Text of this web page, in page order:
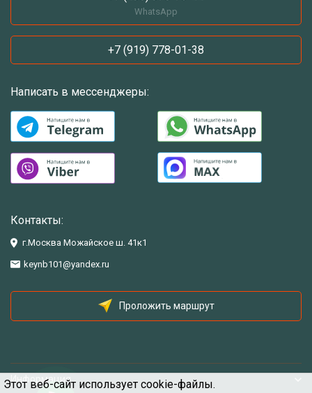
Этот веб-сайт использует cookie-файлы.
WhatsApp
+7 (919) 778-01-38
Написать в мессенджеры:
Контакты:
г.Москва Можайское ш. 41к1
keynb101@yandex.ru
Проложить маршрут
Информация